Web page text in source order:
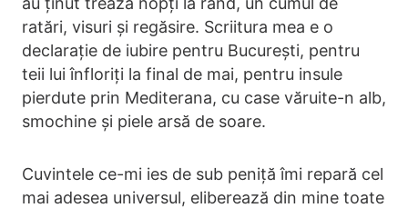
ratări, visuri și regăsire. Scriitura mea e o
declarație de iubire pentru București, pentru
teii lui înfloriți la final de mai, pentru insule
pierdute prin Mediterana, cu case văruite-n alb,
smochine și piele arsă de soare.
Cuvintele ce-mi ies de sub peniță îmi repară cel
mai adesea universul, eliberează din mine toate